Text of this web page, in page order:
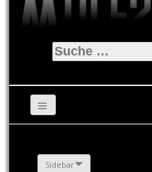
Suche
nach:
Sidebar